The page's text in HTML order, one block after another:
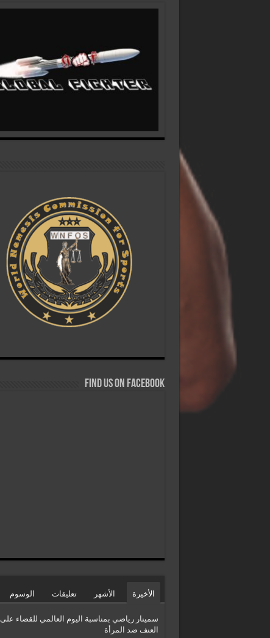
Find us on Facebook
الأخيرة الأشهر تعليقات الوسوم
سمينار رياضي بمناسبة اليوم العالمي للقضاء على
العنف ضد المرأة